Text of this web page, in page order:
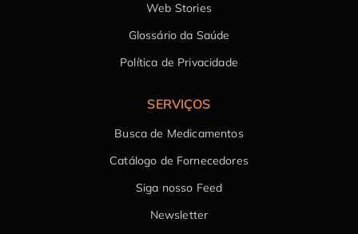
Web Stories
Glossário da Saúde
Política de Privacidade
SERVIÇOS
Busca de Medicamentos
Catálogo de Fornecedores
Siga nosso Feed
Newsletter